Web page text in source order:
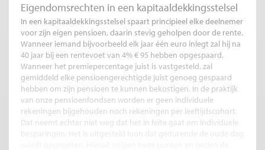
Eigendomsrechten in een kapitaaldekkingsstelsel
In een kapitaaldekkingsstelsel spaart principieel elke deelnemer
voor zijn eigen pensioen, daarin stevig geholpen door de rente.
Wanneer iemand bijvoorbeeld elk jaar één euro inlegt zal hij na
40 jaar bij een rentevoet van 4% € 95 hebben opgespaard.
Wanneer het premiepercentage juist is vastgesteld, zal
gemiddeld elke pensioengerechtigde juist genoeg gespaard
hebben om zijn pensioen te kunnen bekostigen. In de praktijk
van onze pensioenfondsen worden er geen individuele
rekeningen bijgehouden noch rekeningen per leeftijdscohort.
Dat neemt echter niet weg dat het in feite gaat om individuele
besparingen. Het is uitgesteld loon dat gedurende de oude dag